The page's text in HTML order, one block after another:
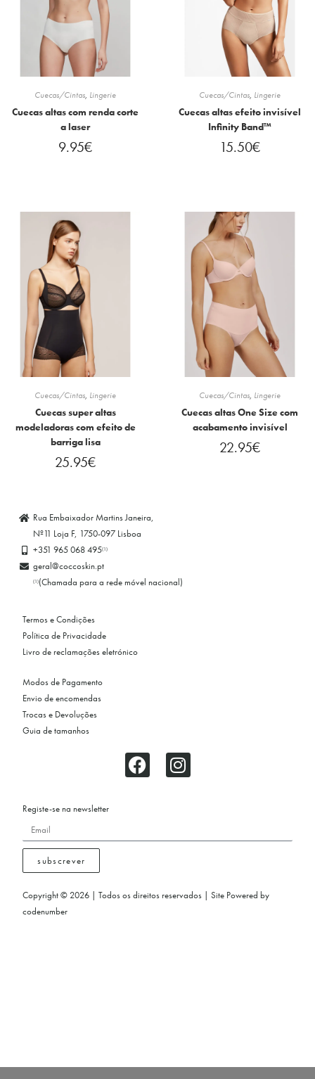
Cuecas/Cintas, Lingerie
Cuecas altas com renda corte
a laser
9.95€
Cuecas/Cintas, Lingerie
Cuecas altas efeito invisível
Infinity Band™
15.50€
Cuecas/Cintas, Lingerie
Cuecas super altas
modeladoras com efeito de
barriga lisa
25.95€
Cuecas/Cintas, Lingerie
Cuecas altas One Size com
acabamento invisível
22.95€
Rua Embaixador Martins Janeira,
Nº11 Loja F, 1750-097 Lisboa
+351 965 068 495(1)
geral@coccoskin.pt
(1)(Chamada para a rede móvel nacional)
Termos e Condições
Política de Privacidade
Livro de reclamações eletrónico
Modos de Pagamento
Envio de encomendas
Trocas e Devoluções
Guia de tamanhos
Registe-se na newsletter
subscrever
Copyright © 2026 | Todos os direitos reservados | Site Powered by
codenumber